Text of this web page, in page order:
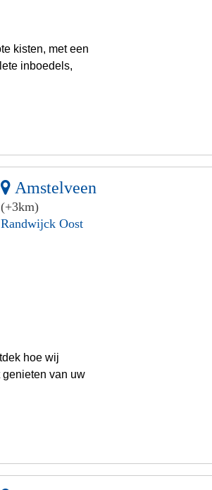
kisten, met een
inboedels,
Amstelveen
(+3km)
Randwijck Oost
hoe wij
van uw